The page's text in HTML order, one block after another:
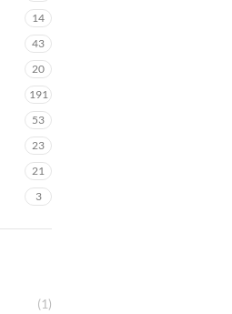
14
43
20
191
53
23
21
3
(1)